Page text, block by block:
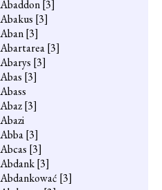
Abaddon[3]
Abakus [3]
Aban[3]
Abartarea[3]
Abarys [3]
Abas [3]
Abass
Abaz[3]
Abazi
Abba[3]
Abcas [3]
Abdank[3]
Abdankować [3]